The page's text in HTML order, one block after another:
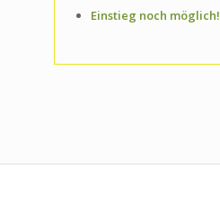
Einstieg noch möglich!